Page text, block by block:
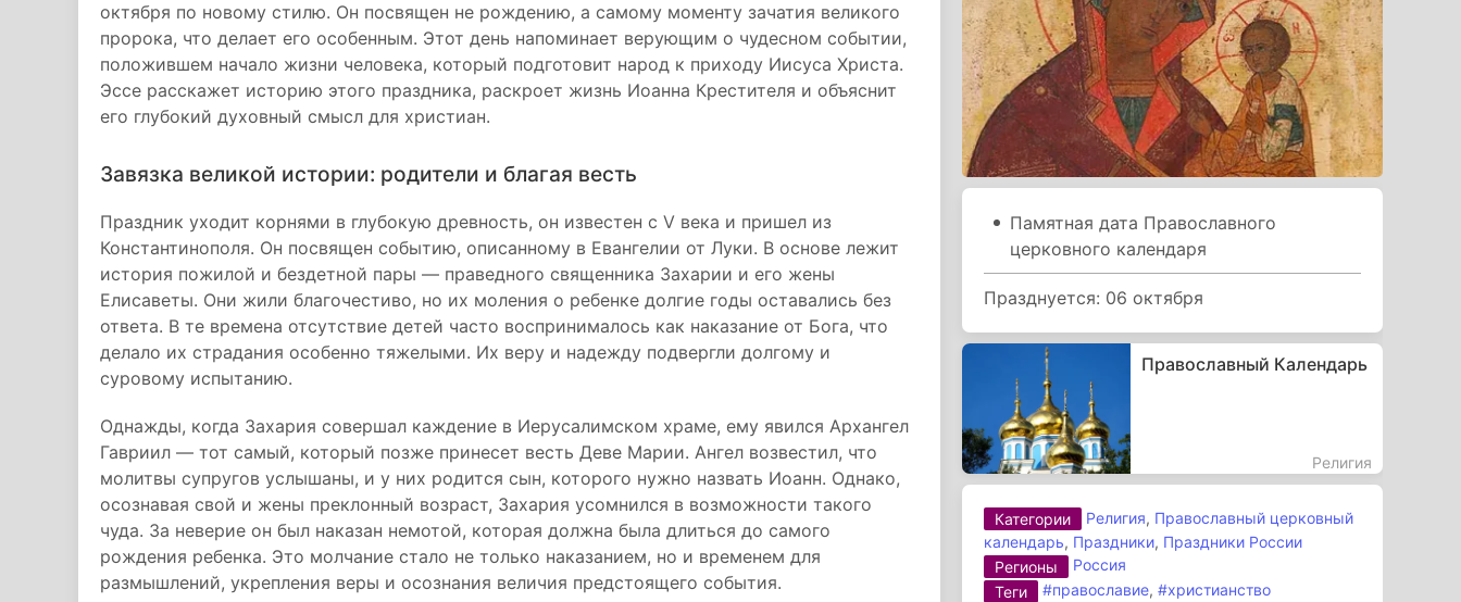
октября по новому стилю. Он посвящен не рождению, а самому моменту зачатия великого
пророка, что делает его особенным. Этот день напоминает верующим о чудесном событии,
положившем начало жизни человека, который подготовит народ к приходу Иисуса Христа.
Эссе расскажет историю этого праздника, раскроет жизнь Иоанна Крестителя и объяснит
его глубокий духовный смысл для христиан.
Завязка великой истории: родители и благая весть
Праздник уходит корнями в глубокую древность, он известен с V века и пришел из
Константинополя. Он посвящен событию, описанному в Евангелии от Луки. В основе лежит
история пожилой и бездетной пары — праведного священника Захарии и его жены
Елисаветы. Они жили благочестиво, но их моления о ребенке долгие годы оставались без
ответа. В те времена отсутствие детей часто воспринималось как наказание от Бога, что
делало их страдания особенно тяжелыми. Их веру и надежду подвергли долгому и
суровому испытанию.
Однажды, когда Захария совершал каждение в Иерусалимском храме, ему явился Архангел
Гавриил — тот самый, который позже принесет весть Деве Марии. Ангел возвестил, что
молитвы супругов услышаны, и у них родится сын, которого нужно назвать Иоанн. Однако,
осознавая свой и жены преклонный возраст, Захария усомнился в возможности такого
чуда. За неверие он был наказан немотой, которая должна была длиться до самого
рождения ребенка. Это молчание стало не только наказанием, но и временем для
размышлений, укрепления веры и осознания величия предстоящего события.
Памятная дата Православного
церковного календаря
Празднуется: 06 октября
Православный Календарь
Религия
Категории Религия, Православный церковный
календарь, Праздники, Праздники России
Регионы
Россия
Теги
#православие,#христианство